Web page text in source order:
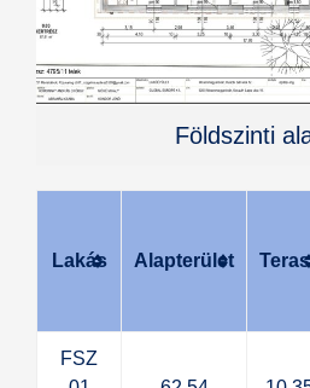
Földszinti
Lakás Alapterület
FSZ